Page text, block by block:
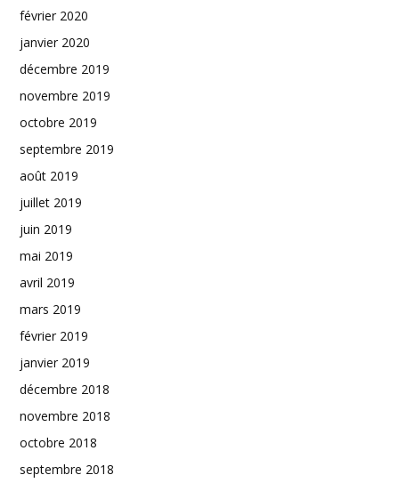
février 2020
janvier 2020
décembre 2019
novembre 2019
octobre 2019
septembre 2019
août 2019
juillet 2019
juin 2019
mai 2019
avril 2019
mars 2019
février 2019
janvier 2019
décembre 2018
novembre 2018
octobre 2018
septembre 2018